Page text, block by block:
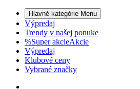
Hlavné kategórie Menu
Výpredaj
Trendy v našej ponuke
%Super akcieAkcie
Výpredaj
Klubové ceny
Vybrané značky